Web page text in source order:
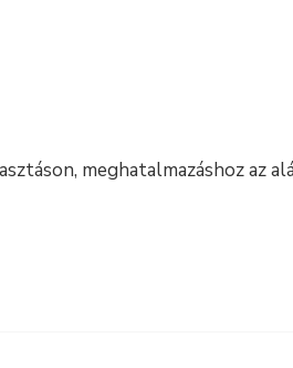
meghatalmazáshoz az